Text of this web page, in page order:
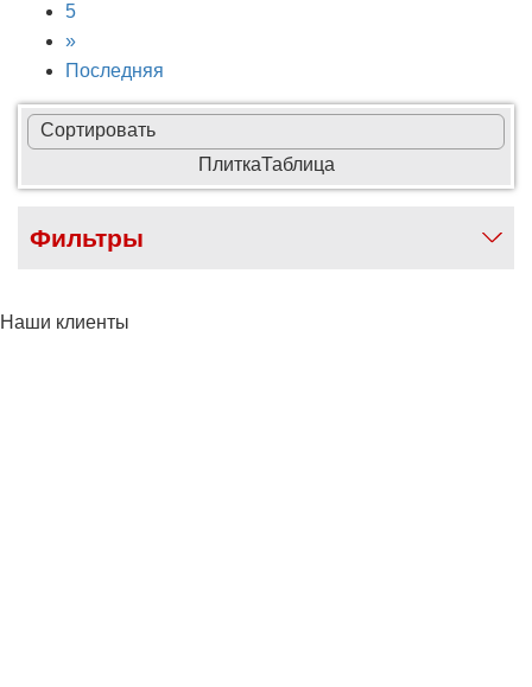
5
»
Последняя
Сортировать
ПлиткаТаблица
Фильтры
Наши клиенты